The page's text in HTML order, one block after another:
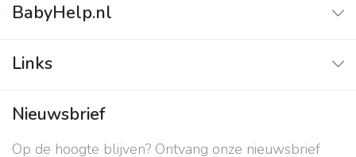
BabyHelp.nl
Vraag & Antwoord
Links
Contact
Over ons
Nieuwsbrief
Op de hoogte blijven? Ontvang onze nieuwsbrief